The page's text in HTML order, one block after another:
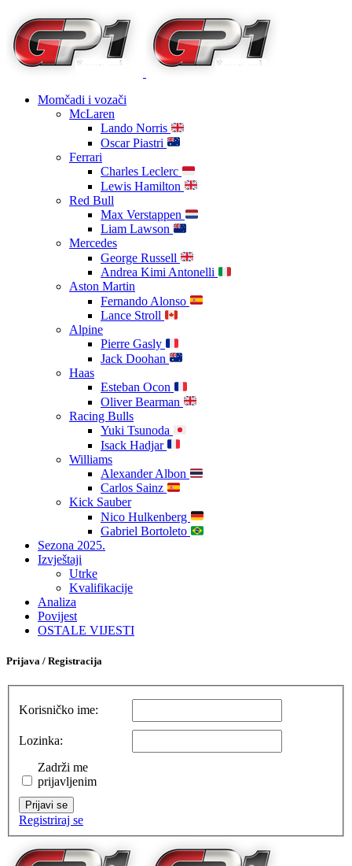
Momčadi i vozači
McLaren
Lando Norris
Oscar Piastri
Ferrari
Charles Leclerc
Lewis Hamilton
Red Bull
Max Verstappen
Liam Lawson
Mercedes
George Russell
Andrea Kimi Antonelli
Aston Martin
Fernando Alonso
Lance Stroll
Alpine
Pierre Gasly
Jack Doohan
Haas
Esteban Ocon
Oliver Bearman
Racing Bulls
Yuki Tsunoda
Isack Hadjar
Williams
Alexander Albon
Carlos Sainz
Kick Sauber
Nico Hulkenberg
Gabriel Bortoleto
Sezona 2025.
Izvještaji
Utrke
Kvalifikacije
Analiza
Povijest
OSTALE VIJESTI
Prijava / Registracija
Korisničko ime:
Lozinka:
Zadrži me
prijavljenim
Prijavi se
Registriraj se